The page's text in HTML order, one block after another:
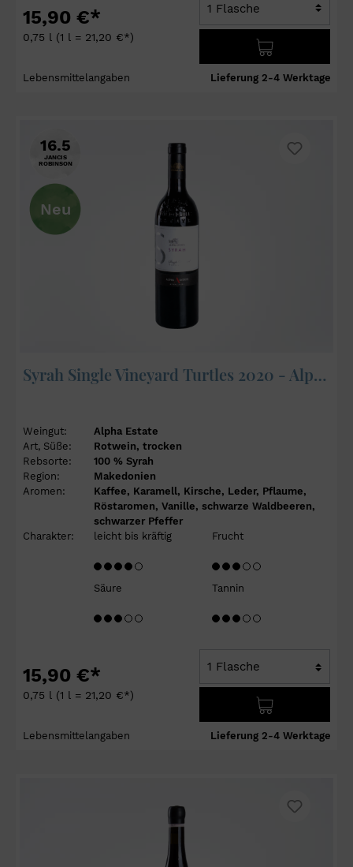
15,90 €*
0,75 l (1 l = 21,20 €*)
Lebensmittelangaben Lieferung 2-4 Werktage
16.5
JANCIS
ROBINSON
Neu
Syrah Single Vineyard Turtles 2020 - Alpha Estate
Weingut:
Alpha Estate
Art, Süße:
Rotwein, trocken
Rebsorte:
100 % Syrah
Region:
Makedonien
Aromen:
Kaffee, Karamell, Kirsche, Leder, Pflaume,
Röstaromen, Vanille, schwarze Waldbeeren,
schwarzer Pfeffer
Charakter:
leicht bis kräftig Frucht
Säure Tannin
15,90 €*
0,75 l (1 l = 21,20 €*)
Lebensmittelangaben Lieferung 2-4 Werktage